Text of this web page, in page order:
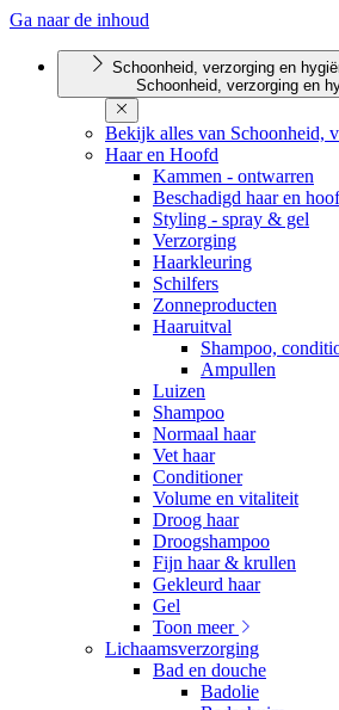
Ga naar de inhoud
Schoonheid, verzorging en
Schoonheid, verzorging en
Bekijk alles van Schoonheid,
Haar en Hoofd
Kammen - ontwarren
Beschadigd haar en
Styling - spray & gel
Verzorging
Haarkleuring
Schilfers
Zonneproducten
Haaruitval
Shampoo,
Ampullen
Luizen
Shampoo
Normaal haar
Vet haar
Conditioner
Volume en vitaliteit
Droog haar
Droogshampoo
Fijn haar & krullen
Gekleurd haar
Gel
Toon meer
Lichaamsverzorging
Bad en douche
Badolie